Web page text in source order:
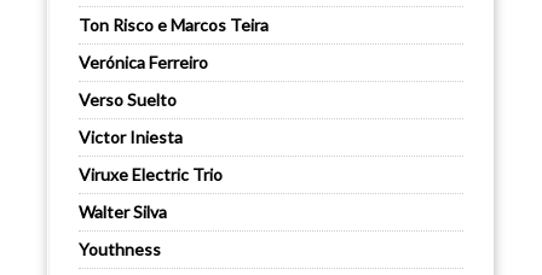
Ton Risco e Marcos Teira
Verónica Ferreiro
Verso Suelto
Victor Iniesta
Viruxe Electric Trio
Walter Silva
Youthness